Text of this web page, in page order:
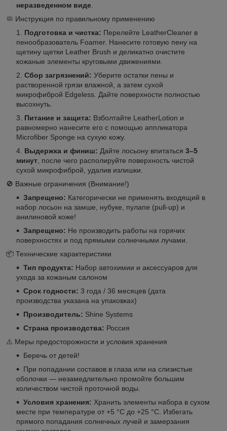
неразведенном виде
🧼 Инструкция по правильному применению
Подготовка и чистка: Перелейте LeatherCleaner в
пенообразователь Foamer. Нанесите готовую пену на
щетину щетки Leather Brush и деликатно очистите
кожаные элементы круговыми движениями.
Сбор загрязнений: Уберите остатки пены и
растворенной грязи влажной, а затем сухой
микрофиброй Edgeless. Дайте поверхности полностью
высохнуть.
Питание и защита: Взболтайте LeatherLotion и
равномерно нанесите его с помощью аппликатора
Microfiber Sponge на сухую кожу.
Выдержка и финиш: Дайте лосьону впитаться 3–5
минут , после чего располируйте поверхность чистой
сухой микрофиброй, удалив излишки.
🚫 Важные ограничения (Внимание!)
Запрещено: Категорически не применять входящий в
набор лосьон на замше, нубуке, пулапе (pull-up) и
анилиновой коже!
Запрещено: Не производить работы на горячих
поверхностях и под прямыми солнечными лучами.
📦 Технические характеристики
Тип продукта: Набор автохимии и аксессуаров для
ухода за кожаным салоном
Срок годности: 3 года / 36 месяцев (дата
производства указана на упаковках)
Производитель: Shine Systems
Страна производства: Россия
⚠️ Меры предосторожности и условия хранения
Беречь от детей!
При попадании составов в глаза или на слизистые
оболочки — незамедлительно промойте большим
количеством чистой проточной воды.
Условия хранения: Хранить элементы набора в сухом
месте при температуре от +5 °C до +25 °C. Избегать
прямого попадания солнечных лучей и замерзания